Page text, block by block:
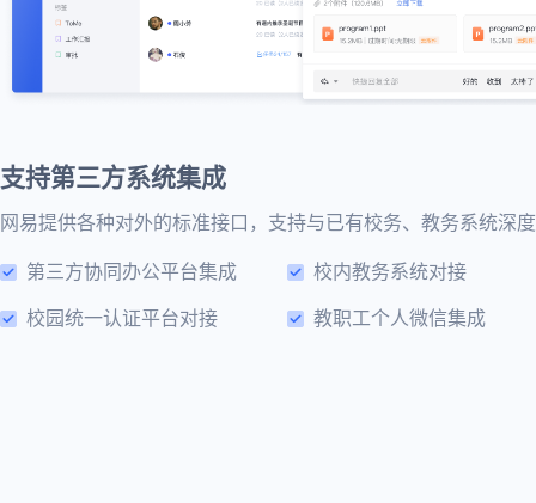
支持第三方系统集成
网易提供各种对外的标准接口，支持与已有校务、教务系统深
第三方协同办公平台集成 校内教务系统对接
校园统一认证平台对接 教职工个人微信集成